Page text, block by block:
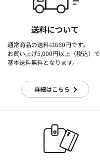
送料について
通常商品の送料は660円です。
お買い上げ5,000円以上（税込）で
基本送料無料となります。
詳細はこちら